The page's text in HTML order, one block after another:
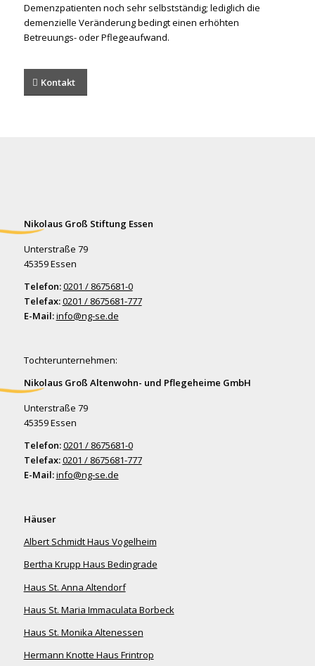
Demenzpatienten noch sehr selbstständig; lediglich die
demenzielle Veränderung bedingt einen erhöhten
Betreuungs- oder Pflegeaufwand.
Kontakt
Nikolaus Groß Stiftung Essen
Unterstraße 79
45359 Essen
Telefon:0201 / 8675681-0
Telefax:0201 / 8675681-777
E-Mail:info@ng-se.de
Tochterunternehmen:
Nikolaus Groß Altenwohn- und Pflegeheime GmbH
Unterstraße 79
45359 Essen
Telefon:0201 / 8675681-0
Telefax:0201 / 8675681-777
E-Mail:info@ng-se.de
Häuser
Albert Schmidt Haus Vogelheim
Bertha Krupp Haus Bedingrade
Haus St. Anna Altendorf
Haus St. Maria Immaculata Borbeck
Haus St. Monika Altenessen
Hermann Knotte Haus Frintrop